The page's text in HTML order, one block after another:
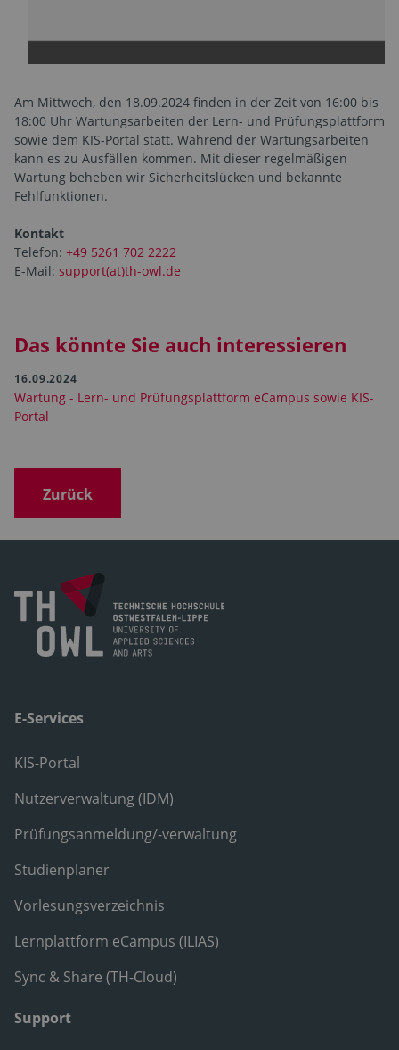
Am Mittwoch, den 18.09.2024 finden in der Zeit von 16:00 bis
18:00 Uhr Wartungsarbeiten der Lern- und Prüfungsplattform
sowie dem KIS-Portal statt. Während der Wartungs­arbeiten
kann es zu Ausfällen kommen. Mit dieser regelmäßigen
Wartung beheben wir Sicherheitslücken und bekannte
Fehlfunktionen.
Kontakt
Telefon: +49 5261 702 2222
E-Mail: support(at)th-owl.de
Das könnte Sie auch interessieren
16.09.2024
Wartung - Lern- und Prüfungsplattform eCampus sowie KIS-
Portal
Zurück
E-Services
KIS-Portal
Nutzerverwaltung (IDM)
Prüfungsanmeldung/-verwaltung
Studienplaner
Vorlesungsverzeichnis
Lernplattform eCampus (ILIAS)
Sync & Share (TH-Cloud)
Support